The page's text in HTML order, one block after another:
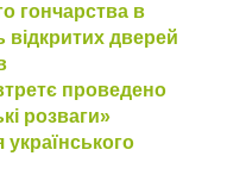
гончарства в
дверей
проведено
розваги»